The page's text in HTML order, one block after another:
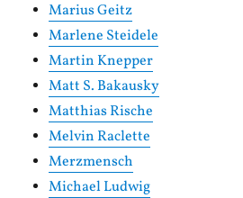
Marius Geitz
Marlene Steidele
Martin Knepper
Matt S. Bakausky
Matthias Rische
Melvin Raclette
Merzmensch
Michael Ludwig